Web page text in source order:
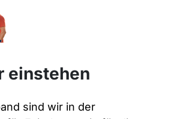
einstehen
sind wir in der